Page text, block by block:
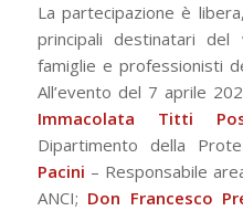
La partecipazione è
principali destinatari del
famiglie e professionisti
All’evento del 7 aprile
Immacolata Titti
Dipartimento della
Pacini – Responsabile
ANCI; Don Francesco